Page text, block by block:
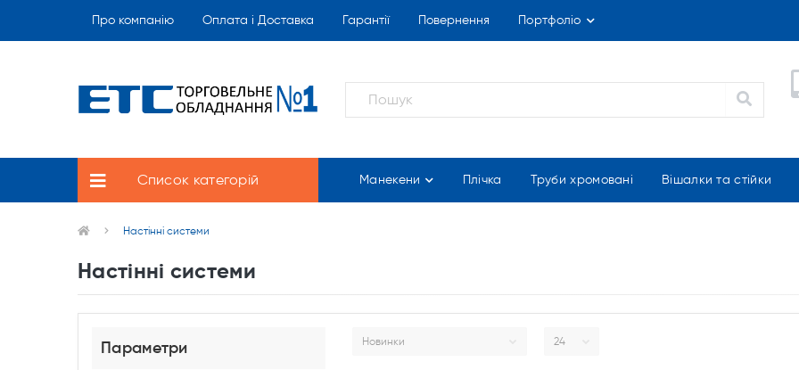
Про компанію Оплата і Доставка Гарантії Повернення Портфоліо
Список категорій Манекени Плічка Труби хромовані Вішалки та стійки
Настінні системи
Настінні системи
Параметри